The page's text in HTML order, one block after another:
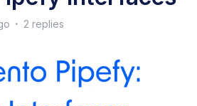
2 replies